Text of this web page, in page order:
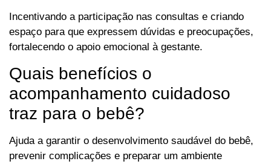
Incentivando a participação nas consultas e criando
espaço para que expressem dúvidas e preocupações,
fortalecendo o apoio emocional à gestante.
Quais benefícios o
acompanhamento cuidadoso
traz para o bebê?
Ajuda a garantir o desenvolvimento saudável do bebê,
prevenir complicações e preparar um ambiente